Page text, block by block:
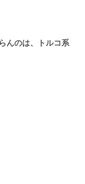
んのは、トルコ系